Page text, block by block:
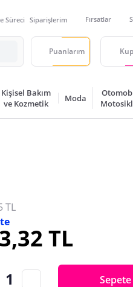
Süreci Siparişlerim Fırsatlar
Puanlarım
Kişisel Bakım
ve Kozmetik
Moda
TL
TL